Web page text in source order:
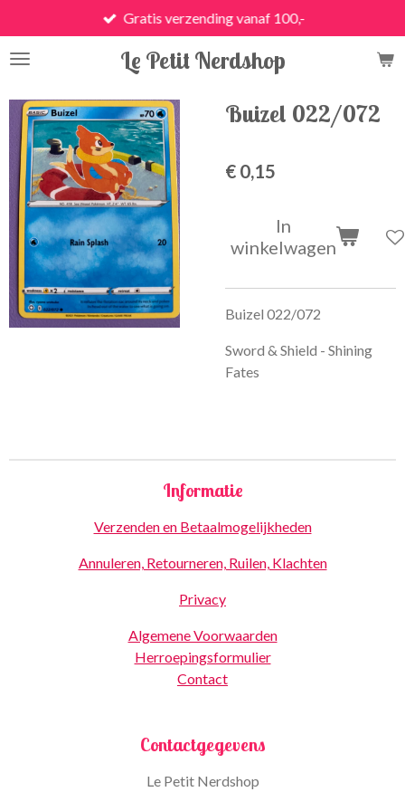
direct
naar
hoofdinhoud
Le Petit Nerdshop
Gratis verzending vanaf 100,-
Buizel 022/072
€ 0,15
In
winkelwagen
Buizel 022/072
Sword & Shield - Shining
Fates
Informatie
Verzenden en Betaalmogelijkheden
Annuleren, Retourneren, Ruilen, Klachten
Privacy
Algemene Voorwaarden
Herroepingsformulier
Contact
Contactgegevens
Le Petit Nerdshop